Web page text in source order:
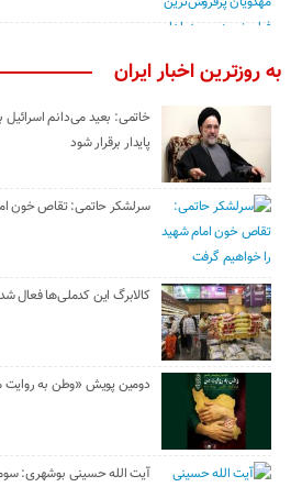
به روزترین اخبار ایران
خاتمی: بعید می‌دانم
پایدار برقرار شود
سرلشکر حاتمی: تقاص خون
کالابرگ این کدملی‌ها فعال شد
دومین پویش «وطن به
آیت الله حسینی بوشهری: